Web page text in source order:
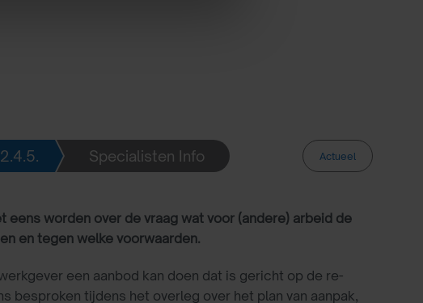
Specialisten Info Actueel
worden over de vraag wat voor (andere) arbeid de
en tegen welke voorwaarden.
een aanbod kan doen dat is gericht op de re-
besproken tijdens het overleg over het plan van aanpak,